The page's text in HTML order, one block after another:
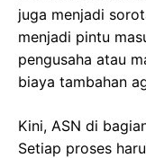
juga menjadi
menjadi pintu
pengusaha atau
biaya tambahan
Kini, ASN di
Setiap proses